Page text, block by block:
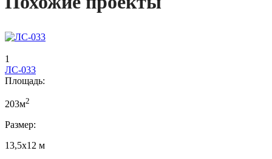
1
ЛС-033
Площадь:
203м2
Размер:
13,5х12 м